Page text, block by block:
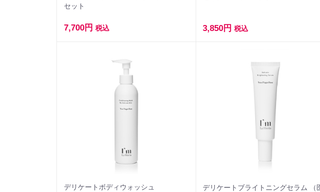
セット
7,700円 税込 3,850円 税込
デリケートボディウォッシュ
デリケートブライトニングセラム （